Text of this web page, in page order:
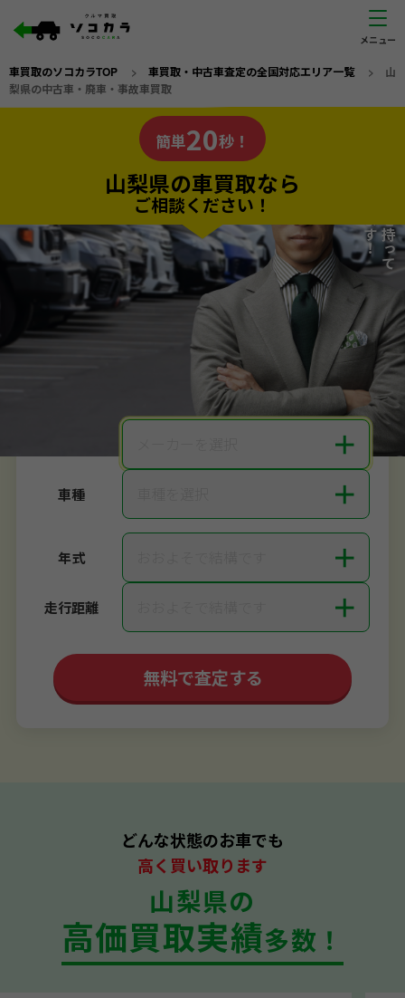
車買取のソコカラTOP > 車買取・中古車査定の全国対応エリア一覧> 山
梨県の中古車・廃車・事故車買取
の車買取なら
ソコカラの
電話か出張か、高い方の査定を提案。
私たちが責任を持って
査定いたします！
簡単20秒！
山梨県の車買取なら
ご相談ください！
20秒で入力完了！
カンタンWeb査定
ご依頼いただいたお車を丁寧に査定いたします
＋
車種 ＋
年式 ＋
走行距離 ＋
無料で査定する
どんな状態のお車でも
高く買い取ります
山梨県の
高価買取実績多数！